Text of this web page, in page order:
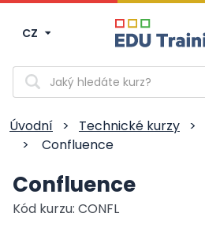
CZ
Vyhledávání
Úvodní > Technické kurzy >
>
Confluence
Confluence
Kód kurzu: CONFL